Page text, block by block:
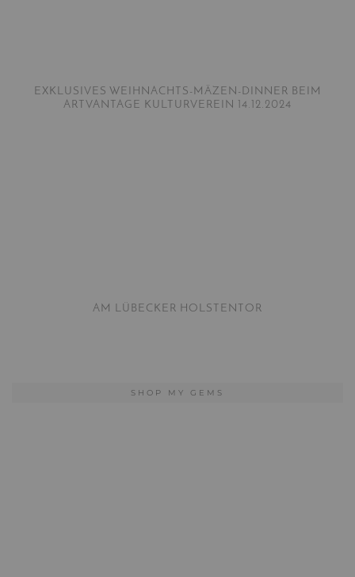
EXKLUSIVES WEIHNACHTS-MÄZEN-DINNER BEIM
ARTVANTAGE KULTURVEREIN 14.12.2024
AM LÜBECKER HOLSTENTOR
SHOP MY GEMS